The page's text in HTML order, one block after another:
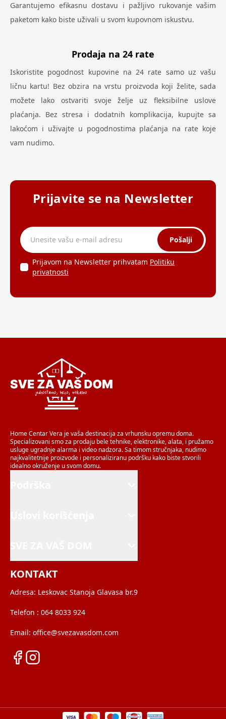
Garantujemo efikasnu dostavu i pažljivo rukovanje vašim
paketom kako biste uživali u svom kupovnom iskustvu.
Prodaja na 24 rate
Iskoristite pogodnost kupovine na 24 rate samo uz vašu
ličnu kartu! Bez obzira na vrstu proizvoda koji želite, sada
možete lako ostvariti svoje želje uz fleksibilne uslove
plaćanja. Bez stresa i dodatnih komplikacija, kupujte sa
lakoćom i uživajte u pogodnostima plaćanja na rate koje
vam nudimo.
Prijavite se na Newsletter
Pošalji
Prijavom na Newsletter prihvatam Politiku
privatnosti
Home Centar Vera je vaša destinacija za vrhunsku opremu doma.
Specializovani smo za prodaju bele tehnike, elektronike, alata, i pružamo
usluge ugradnje alarma i video nadzora. Sa timom stručnjaka, nudimo
najkvalitetnije proizvode i personaliziranu podršku kako biste stvorili
idealno okruženje u svom domu.
KONTAKT
Adresa: Leskovac Stanoja Glavasa br.9
Telefon : 064 8033 924
Email: office@svezavasdom.com